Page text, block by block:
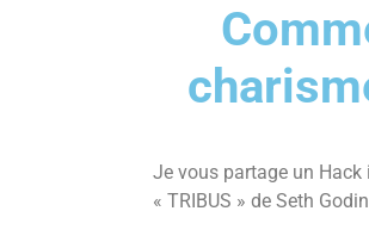
Je vous partage un
« TRIBUS » de Seth